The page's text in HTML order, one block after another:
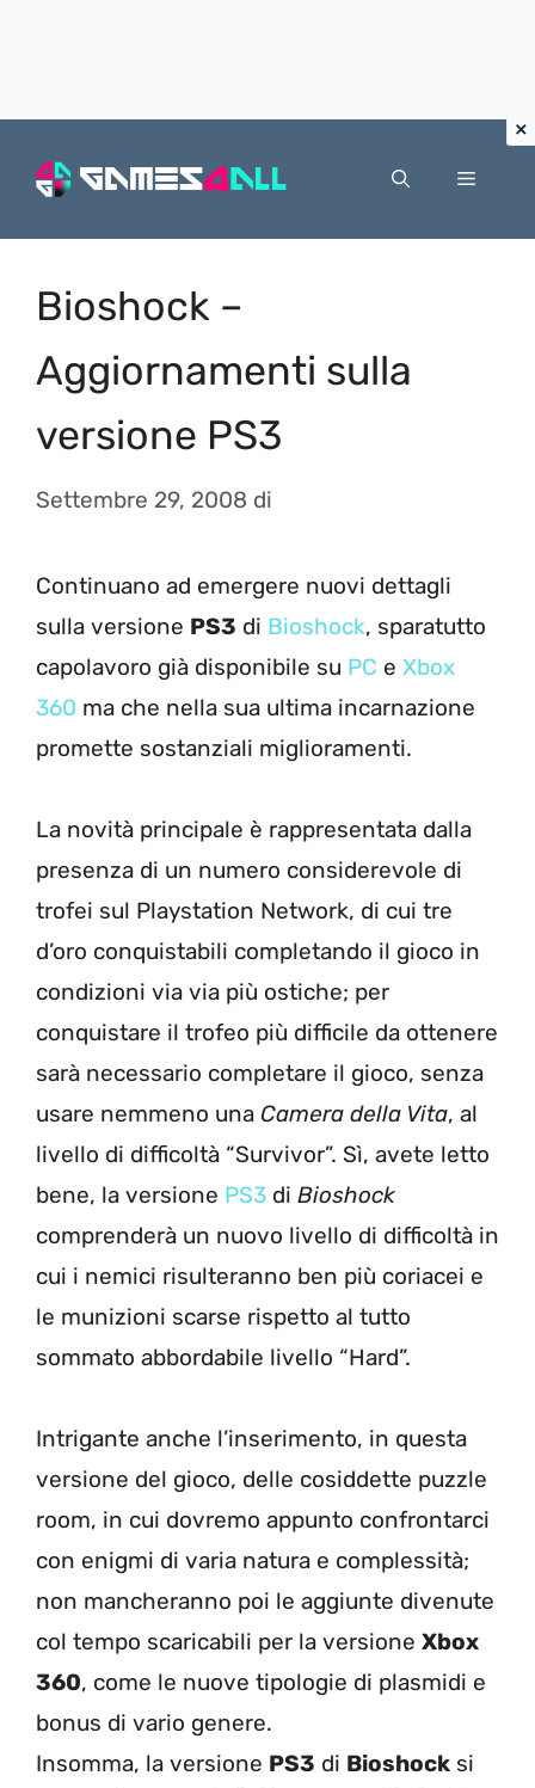
Menu
Bioshock –
Aggiornamenti sulla
versione PS3
Settembre 29, 2008 di
Continuano ad emergere nuovi dettagli
sulla versione PS3 di Bioshock, sparatutto
capolavoro già disponibile su PC e Xbox
360 ma che nella sua ultima incarnazione
promette sostanziali miglioramenti.
La novità principale è rappresentata dalla
presenza di un numero considerevole di
trofei sul Playstation Network, di cui tre
d’oro conquistabili completando il gioco in
condizioni via via più ostiche; per
conquistare il trofeo più difficile da ottenere
sarà necessario completare il gioco, senza
usare nemmeno una Camera della Vita, al
livello di difficoltà “Survivor”. Sì, avete letto
bene, la versione PS3 di Bioshock
comprenderà un nuovo livello di difficoltà in
cui i nemici risulteranno ben più coriacei e
le munizioni scarse rispetto al tutto
sommato abbordabile livello “Hard”.
Intrigante anche l’inserimento, in questa
versione del gioco, delle cosiddette puzzle
room, in cui dovremo appunto confrontarci
con enigmi di varia natura e complessità;
non mancheranno poi le aggiunte divenute
col tempo scaricabili per la versione Xbox
360, come le nuove tipologie di plasmidi e
bonus di vario genere.
Insomma, la versione PS3 di Bioshock si